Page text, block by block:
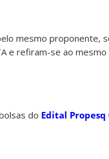
mesmo proponente,
e refiram-se ao
do Edital Propesq